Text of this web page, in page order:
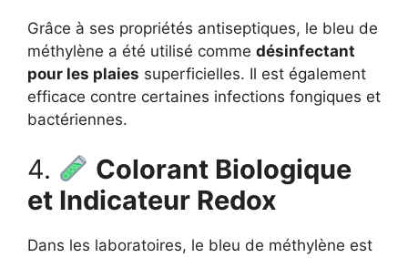
Grâce à ses propriétés antiseptiques, le bleu de
méthylène a été utilisé comme désinfectant
pour les plaies superficielles. Il est également
efficace contre certaines infections fongiques et
bactériennes.
4.
Colorant Biologique
et Indicateur Redox
Dans les laboratoires, le bleu de méthylène est